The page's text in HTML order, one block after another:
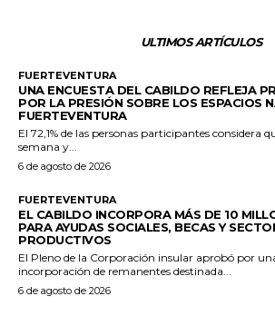
ULTIMOS ARTÍCULOS
FUERTEVENTURA
UNA ENCUESTA DEL CABILDO REFLEJA
POR LA PRESIÓN SOBRE LOS ESPACIOS
FUERTEVENTURA
El 72,1% de las personas participantes considera
semana y...
6 de agosto de 2026
FUERTEVENTURA
EL CABILDO INCORPORA MÁS DE 10
PARA AYUDAS SOCIALES, BECAS Y
PRODUCTIVOS
El Pleno de la Corporación insular aprobó por
incorporación de remanentes destinada...
6 de agosto de 2026